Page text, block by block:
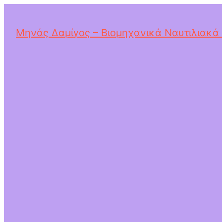
Μηνάς Δαμίγος – Βιομηχανικά Ναυτιλιακά